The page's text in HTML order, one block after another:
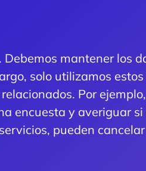
mantener los
solo utilizamos
Por
encuesta y averiguar
pueden